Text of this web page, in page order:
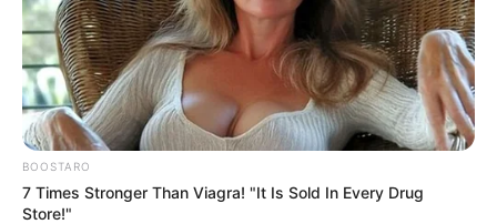
BOOSTARO
7 Times Stronger Than Viagra! "It Is Sold In Every Drug
Store!"